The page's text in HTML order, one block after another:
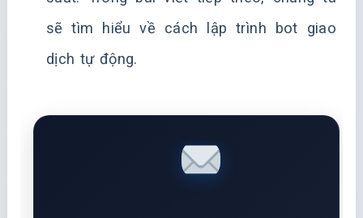
sẽ tìm hiểu về cách lập trình bot giao
dịch tự động.